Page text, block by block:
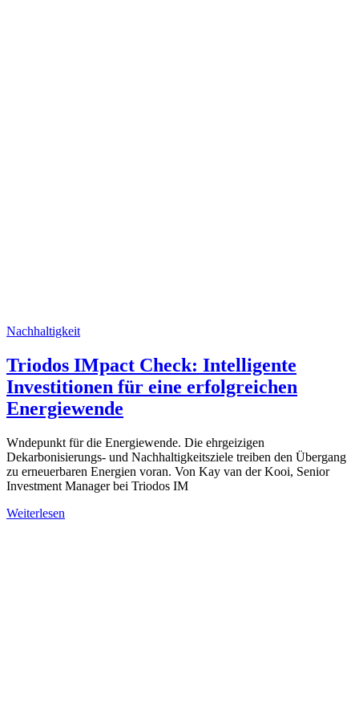
Nachhaltigkeit
Triodos IMpact Check: Intelligente
Investitionen für eine erfolgreichen
Energiewende
Wndepunkt für die Energiewende. Die ehrgeizigen
Dekarbonisierungs- und Nachhaltigkeitsziele treiben den Übergang
zu erneuerbaren Energien voran. Von Kay van der Kooi, Senior
Investment Manager bei Triodos IM
Weiterlesen